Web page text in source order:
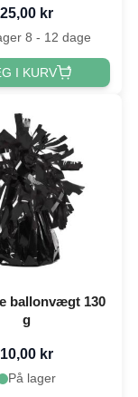
25,00 kr
8 - 12 dage
I KURV
ballonvægt 130
g
10,00 kr
På lager